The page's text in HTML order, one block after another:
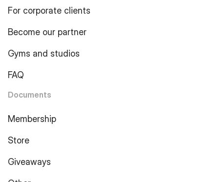
For corporate clients
Become our partner
Gyms and studios
FAQ
Documents
Membership
Store
Giveaways